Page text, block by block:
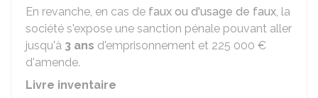
En revanche, en cas de faux ou d'usage de faux, la
société s'expose une sanction pénale pouvant aller
jusqu'à 3 ans d'emprisonnement et 225 000 €
d'amende.
Livre inventaire